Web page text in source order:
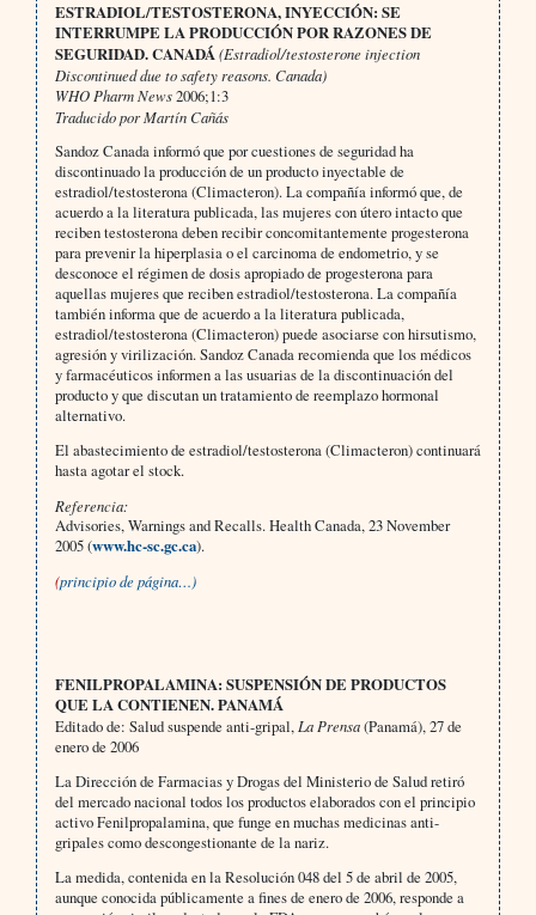
ESTRADIOL/TESTOSTERONA, INYECCIÓN: SE
INTERRUMPE LA PRODUCCIÓN POR RAZONES DE
SEGURIDAD. CANADÁ(Estradiol/testosterone injection
Discontinued due to safety reasons. Canada)
WHO Pharm News2006;1:3
Traducido por Martín Cañás
Sandoz Canada informó que por cuestiones de seguridad ha
discontinuado la producción de un producto inyectable de
estradiol/testosterona (Climacteron). La compañía informó que, de
acuerdo a la literatura publicada, las mujeres con útero intacto que
reciben testosterona deben recibir concomitantemente progesterona
para prevenir la hiperplasia o el carcinoma de endometrio, y se
desconoce el régimen de dosis apropiado de progesterona para
aquellas mujeres que reciben estradiol/testosterona. La compañía
también informa que de acuerdo a la literatura publicada,
estradiol/testosterona (Climacteron) puede asociarse con hirsutismo,
agresión y virilización. Sandoz Canada recomienda que los médicos
y farmacéuticos informen a las usuarias de la discontinuación del
producto y que discutan un tratamiento de reemplazo hormonal
alternativo.
El abastecimiento de estradiol/testosterona (Climacteron) continuará
hasta agotar el stock.
Referencia:
Advisories, Warnings and Recalls. Health Canada, 23 November
2005 (www.hc-sc.gc.ca).
(principio de página…)
FENILPROPALAMINA: SUSPENSIÓN DE PRODUCTOS
QUE LA CONTIENEN. PANAMÁ
Editado de: Salud suspende anti-gripal, La Prensa(Panamá), 27 de
enero de 2006
La Dirección de Farmacias y Drogas del Ministerio de Salud retiró
del mercado nacional todos los productos elaborados con el principio
activo Fenilpropalamina, que funge en muchas medicinas anti-
gripales como descongestionante de la nariz.
La medida, contenida en la Resolución 048 del 5 de abril de 2005,
aunque conocida públicamente a fines de enero de 2006, responde a